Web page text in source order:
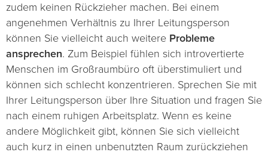
zudem keinen Rückzieher machen. Bei einem
angenehmen Verhältnis zu Ihrer Leitungsperson
können Sie vielleicht auch weitere Probleme
ansprechen. Zum Beispiel fühlen sich introvertierte
Menschen im Großraumbüro oft überstimuliert und
können sich schlecht konzentrieren. Sprechen Sie mit
Ihrer Leitungsperson über Ihre Situation und fragen Sie
nach einem ruhigen Arbeitsplatz. Wenn es keine
andere Möglichkeit gibt, können Sie sich vielleicht
auch kurz in einen unbenutzten Raum zurückziehen